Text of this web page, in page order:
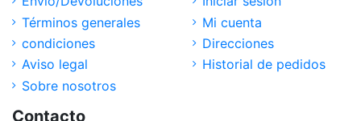
Términos generales
condiciones
Aviso legal
Sobre nosotros
Mi cuenta
Direcciones
Historial de pedidos
Contacto